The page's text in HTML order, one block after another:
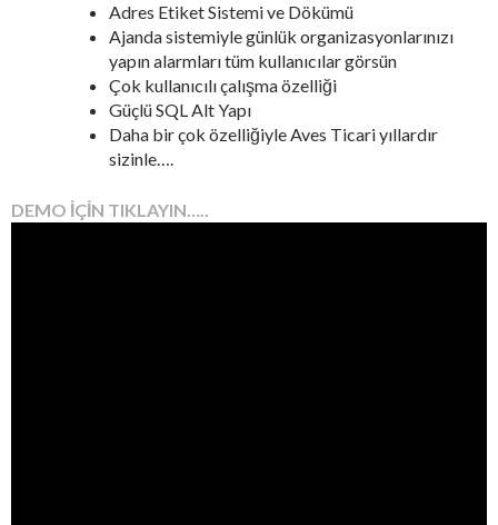
Adres Etiket Sistemi ve Dökümü
Ajanda sistemiyle günlük organizasyonlarınızı
yapın alarmları tüm kullanıcılar görsün
Çok kullanıcılı çalışma özelliği
Güçlü SQL Alt Yapı
Daha bir çok özelliğiyle Aves Ticari yıllardır
sizinle….
DEMO İÇİN TIKLAYIN…..